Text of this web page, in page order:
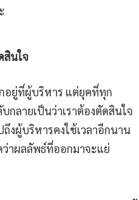
สินใจ
อยู่ที่ผู้บริหาร แต่ยุคที่ทุก
กลายเป็นว่าเราต้องตัดสินใจ
ถึงผู้บริหารคงใช้เวลาอีกนาน
ว่าผลลัพธ์ที่ออกมาจะแย่